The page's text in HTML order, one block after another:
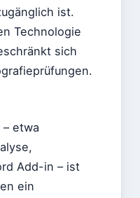
ist.
Technologie
sich
etwa
Add-in – ist
ein